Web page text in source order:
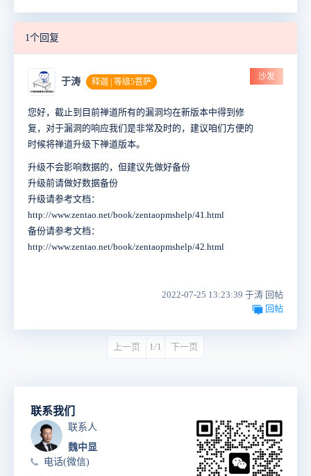
1个回复
于涛 释迦 | 等级5菩萨
沙发
您好，截止到目前禅道所有的漏洞均在新版本中得到修
复，对于漏洞的响应我们是非常及时的，建议咱们方便的
时候将禅道升级下禅道版本。
升级不会影响数据的，但建议先做好备份
升级前请做好数据备份
升级请参考文档：
http://www.zentao.net/book/zentaopmshelp/41.html
备份请参考文档：
http://www.zentao.net/book/zentaopmshelp/42.html
2022-07-25 13:23:39 于涛 回帖
回帖
上一页 1/1 下一页
联系我们
联系人
魏中显
电话(微信)